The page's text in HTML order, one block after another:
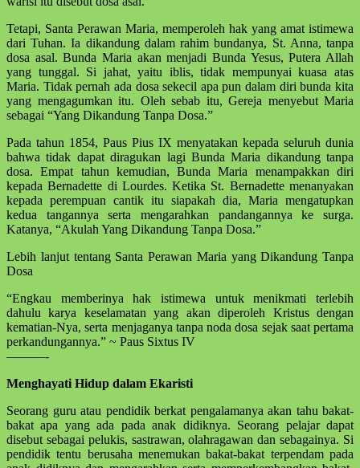
Tetapi, Santa Perawan Maria, memperoleh hak yang amat istimewa
dari Tuhan. Ia dikandung dalam rahim bundanya, St. Anna, tanpa
dosa asal. Bunda Maria akan menjadi Bunda Yesus, Putera Allah
yang tunggal. Si jahat, yaitu iblis, tidak mempunyai kuasa atas
Maria. Tidak pernah ada dosa sekecil apa pun dalam diri bunda kita
yang mengagumkan itu. Oleh sebab itu, Gereja menyebut Maria
sebagai “Yang Dikandung Tanpa Dosa.”
Pada tahun 1854, Paus Pius IX menyatakan kepada seluruh dunia
bahwa tidak dapat diragukan lagi Bunda Maria dikandung tanpa
dosa. Empat tahun kemudian, Bunda Maria menampakkan diri
kepada Bernadette di Lourdes. Ketika St. Bernadette menanyakan
kepada perempuan cantik itu siapakah dia, Maria mengatupkan
kedua tangannya serta mengarahkan pandangannya ke surga.
Katanya, “Akulah Yang Dikandung Tanpa Dosa.”
Lebih lanjut tentang Santa Perawan Maria yang Dikandung Tanpa
Dosa
“Engkau memberinya hak istimewa untuk menikmati terlebih
dahulu karya keselamatan yang akan diperoleh Kristus dengan
kematian-Nya, serta menjaganya tanpa noda dosa sejak saat pertama
perkandungannya.” ~ Paus Sixtus IV
———-
Menghayati Hidup dalam Ekaristi
Seorang guru atau pendidik berkat pengalamanya akan tahu bakat-
bakat apa yang ada pada anak didiknya. Seorang pelajar dapat
disebut sebagai pelukis, sastrawan, olahragawan dan sebagainya. Si
pendidik tentu berusaha menemukan bakat-bakat terpendam pada